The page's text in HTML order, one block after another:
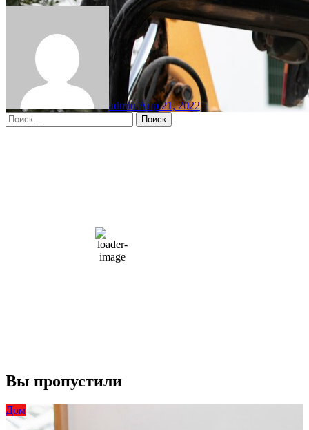
adminАпр 21, 2022
Найти:
66 %
1004 мб
10 mph
Вы пропустили
Дом